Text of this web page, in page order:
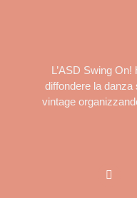
L’ASD Swing On!
diffondere la
vintage